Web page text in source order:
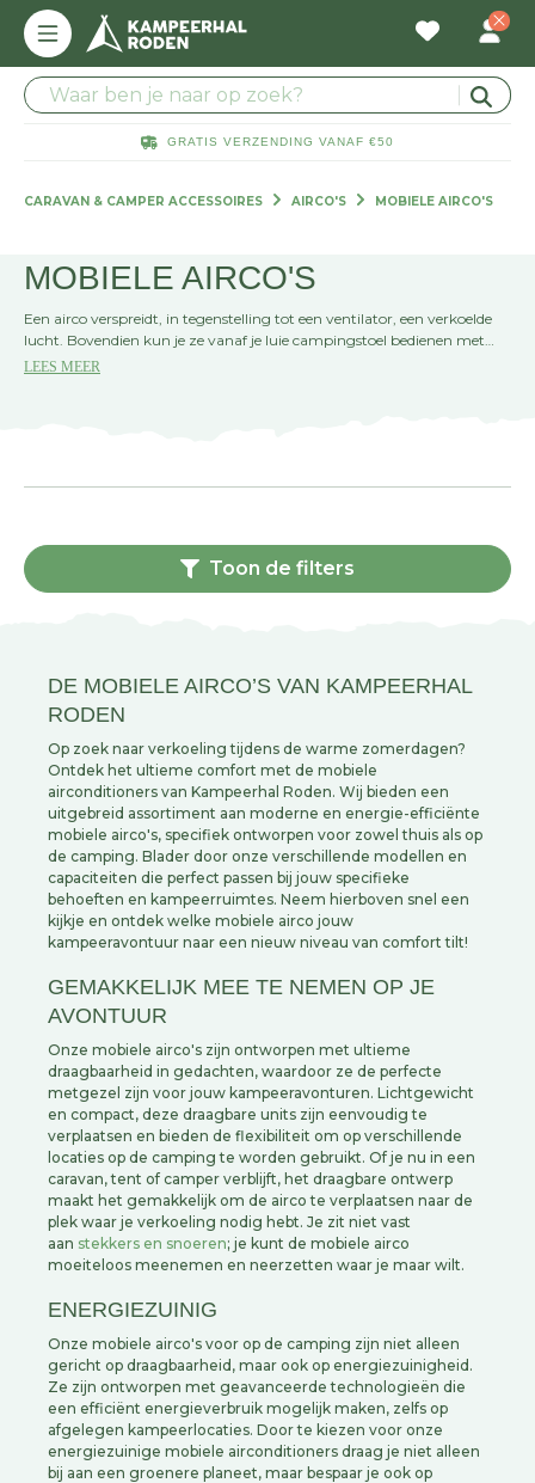
GRATIS VERZENDING VANAF €50
CARAVAN & CAMPER ACCESSOIRES AIRCO'S MOBIELE AIRCO'S
MOBIELE AIRCO'S
Een airco verspreidt, in tegenstelling tot een ventilator, een verkoelde
lucht. Bovendien kun je ze vanaf je luie campingstoel bedienen met
een afstandsbediening. Hoe fijn is het dan als je de airco gemakkelijk
LEES MEER
Toon de filters
DE MOBIELE AIRCO’S VAN KAMPEERHAL
RODEN
Op zoek naar verkoeling tijdens de warme zomerdagen?
Ontdek het ultieme comfort met de mobiele
airconditioners van Kampeerhal Roden. Wij bieden een
uitgebreid assortiment aan moderne en energie-efficiënte
mobiele airco's, specifiek ontworpen voor zowel thuis als op
de camping. Blader door onze verschillende modellen en
capaciteiten die perfect passen bij jouw specifieke
behoeften en kampeerruimtes. Neem hierboven snel een
kijkje en ontdek welke mobiele airco jouw
kampeeravontuur naar een nieuw niveau van comfort tilt!
GEMAKKELIJK MEE TE NEMEN OP JE
AVONTUUR
Onze mobiele airco's zijn ontworpen met ultieme
draagbaarheid in gedachten, waardoor ze de perfecte
metgezel zijn voor jouw kampeeravonturen. Lichtgewicht
en compact, deze draagbare units zijn eenvoudig te
verplaatsen en bieden de flexibiliteit om op verschillende
locaties op de camping te worden gebruikt. Of je nu in een
caravan, tent of camper verblijft, het draagbare ontwerp
maakt het gemakkelijk om de airco te verplaatsen naar de
plek waar je verkoeling nodig hebt. Je zit niet vast
aan stekkers en snoeren; je kunt de mobiele airco
moeiteloos meenemen en neerzetten waar je maar wilt.
ENERGIEZUINIG
Onze mobiele airco's voor op de camping zijn niet alleen
gericht op draagbaarheid, maar ook op energiezuinigheid.
Ze zijn ontworpen met geavanceerde technologieën die
een efficiënt energieverbruik mogelijk maken, zelfs op
afgelegen kampeerlocaties. Door te kiezen voor onze
energiezuinige mobiele airconditioners draag je niet alleen
bij aan een groenere planeet, maar bespaar je ook op